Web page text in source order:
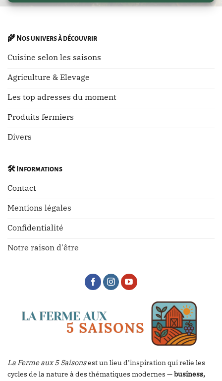
🌾 Nos univers à découvrir
Cuisine selon les saisons
Agriculture & Elevage
Les top adresses du moment
Produits fermiers
Divers
🛠️Informations
Contact
Mentions légales
Confidentialité
Notre raison d'être
La Ferme aux 5 Saisonsest un lieu d’inspiration qui relie les
cycles de la nature à des thématiques modernes —business,